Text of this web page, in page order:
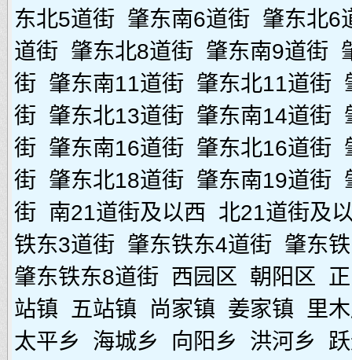
东北5道街 肇东南6道街 肇东北6
道街 肇东北8道街 肇东南9道街
街 肇东南11道街 肇东北11道街
街 肇东北13道街 肇东南14道街
街 肇东南16道街 肇东北16道街
街 肇东北18道街 肇东南19道街
街 南21道街及以西 北21道街及
铁东3道街 肇东铁东4道街 肇东
肇东铁东8道街 西园区 朝阳区
站镇
五站镇 尚家镇 姜家镇
里
太平乡
海城乡 向阳乡 洪河乡